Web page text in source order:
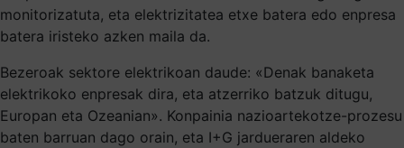
monitorizatuta, eta elektrizitatea etxe batera edo enpresa
batera iristeko azken maila da.
Bezeroak sektore elektrikoan daude: «Denak banaketa
elektrikoko enpresak dira, eta atzerriko batzuk ditugu,
Europan eta Ozeanian». Konpainia nazioartekotze-prozesu
baten barruan dago orain, eta I+G jardueraren aldeko